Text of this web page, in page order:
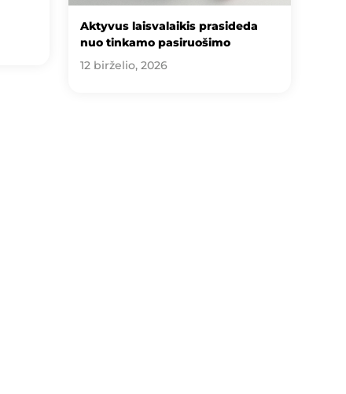
Aktyvus laisvalaikis prasideda
nuo tinkamo pasiruošimo
12 birželio, 2026